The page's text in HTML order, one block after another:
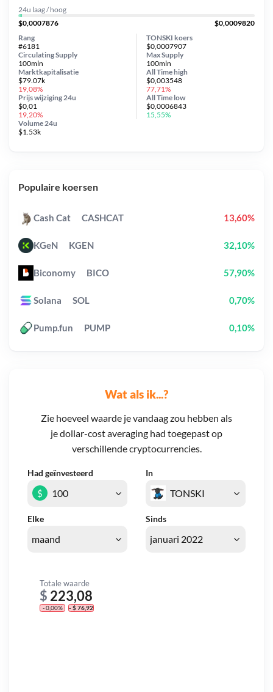
Wat als ik...?
Zie hoeveel waarde je vandaag zou hebben als
je dollar-cost averaging had toegepast op
verschillende cryptocurrencies.
Had geïnvesteerd In
Elke Sinds
$
Totale waarde
$ 223,08
- 0,00% - $ 76,92
24u laag / hoog
$0,0007876
$0,0009820
TONSKI koers
$0,0007907
Circulating Supply
100mln
Prijs wijziging 24u
$0,01
19,20%
Max Supply
100mln
Marktkapitalisatie
$79.07k
19,08%
Volume 24u
$1.53k
Rang
#6181
All Timehigh
$0,003548
77,71%
All Time low
$0,0006843
15,55%
Populaire koersen
Cash Cat CASHCAT 13,60%
KGeN KGEN 32,10%
Biconomy BICO 57,90%
Solana SOL 0,70%
Pump.fun PUMP 0,10%